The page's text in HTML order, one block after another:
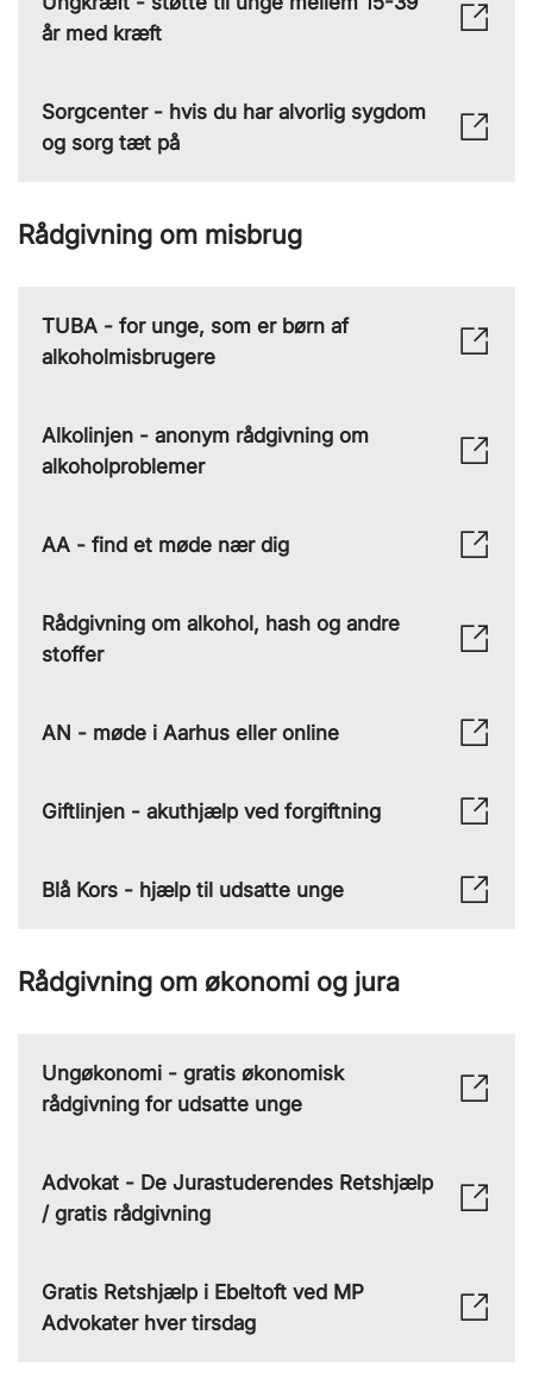
år med kræft
Sorgcenter - hvis du har alvorlig sygdom
og sorg tæt på
Rådgivning om misbrug
TUBA - for unge, som er børn af
alkoholmisbrugere
Alkolinjen - anonym rådgivning om
alkoholproblemer
AA - find et møde nær dig
Rådgivning om alkohol, hash og andre
stoffer
AN - møde i Aarhus eller online
Giftlinjen - akuthjælp ved forgiftning
Blå Kors - hjælp til udsatte unge
Rådgivning om økonomi og jura
Ungøkonomi - gratis økonomisk
rådgivning for udsatte unge
Advokat - De Jurastuderendes Retshjælp
/ gratis rådgivning
Gratis Retshjælp i Ebeltoft ved MP
Advokater hver tirsdag